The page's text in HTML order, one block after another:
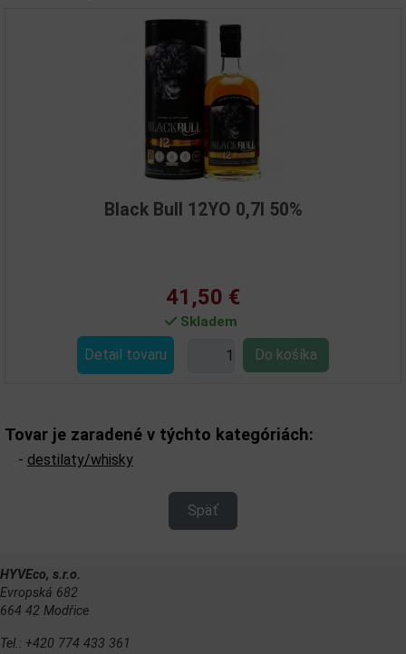
Black Bull 12YO 0,7l 50%
41,50 €
Skladem
Detail tovaru
Tovar je zaradené v týchto kategóriách:
- destilaty/whisky
Späť
HYVEco, s.r.o.
Evropská 682
664 42 Modřice
Tel.: +420 774 433 361